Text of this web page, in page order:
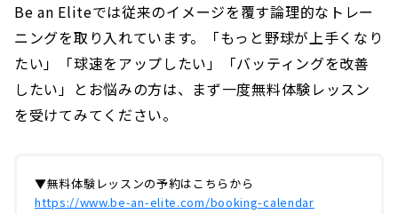
Be an Eliteでは従来のイメージを覆す論理的なトレー
ニングを取り入れています。「もっと野球が上手くなり
たい」「球速をアップしたい」「バッティングを改善
したい」とお悩みの方は、まず一度無料体験レッスン
を受けてみてください。
▼無料体験レッスンの予約はこちらから
https://www.be-an-elite.com/booking-calendar